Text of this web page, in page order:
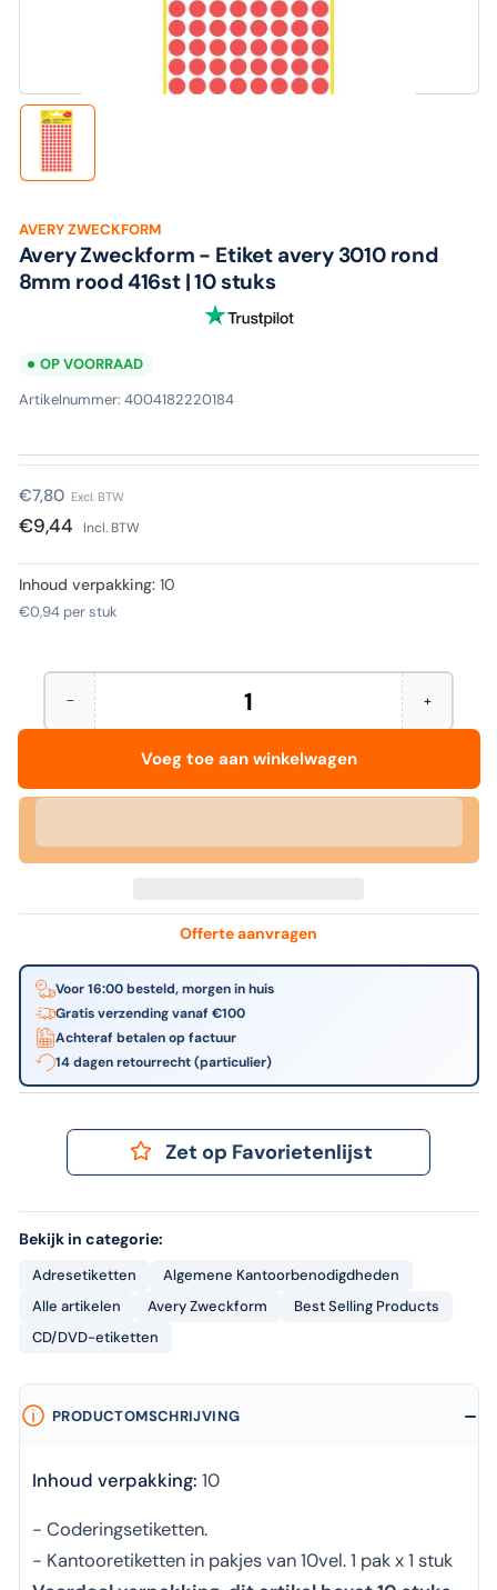
media
1
in
modaal
Laad
afbeelding
galerijweergave
AVERY ZWECKFORM
Avery Zweckform - Etiket avery 3010 rond
8mm rood 416st | 10 stuks
OP VOORRAAD
Artikelnummer: 4004182220184
Normale
prijs
€7,80 Excl. BTW
€9,44 Incl. BTW
Inhoud verpakking:10
€0,94per stuk
−Aantal
verminderen
-
3010
rond
Hoeveelheid +Verhoog
het
Zweckform
avery
3010
Voeg toe aan winkelwagen
Offerte aanvragen
Voor 16:00 besteld, morgen in huis
Gratis verzending vanaf €100
Achteraf betalen op factuur
14 dagen retourrecht (particulier)
Zet op Favorietenlijst
Bekijk in categorie:
Adresetiketten
Algemene Kantoorbenodigdheden
Alle artikelen
Avery Zweckform
Best Selling Products
CD/DVD-etiketten
PRODUCTOMSCHRIJVING
Inhoud verpakking: 10
- Coderingsetiketten.
- Kantooretiketten in pakjes van 10vel. 1 pak x 1 stuk